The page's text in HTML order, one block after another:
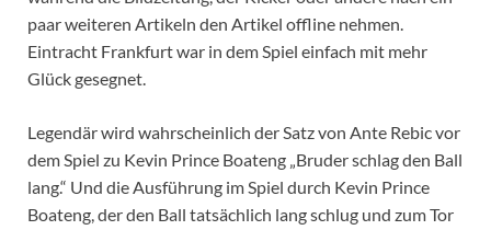
paar weiteren Artikeln den Artikel offline nehmen.
Eintracht Frankfurt war in dem Spiel einfach mit mehr
Glück gesegnet.
Legendär wird wahrscheinlich der Satz von Ante Rebic vor
dem Spiel zu Kevin Prince Boateng „Bruder schlag den Ball
lang.“ Und die Ausführung im Spiel durch Kevin Prince
Boateng, der den Ball tatsächlich lang schlug und zum Tor